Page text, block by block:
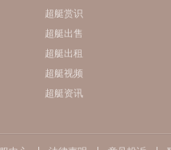
超艇赏识
超艇出售
超艇出租
超艇视频
超艇资讯